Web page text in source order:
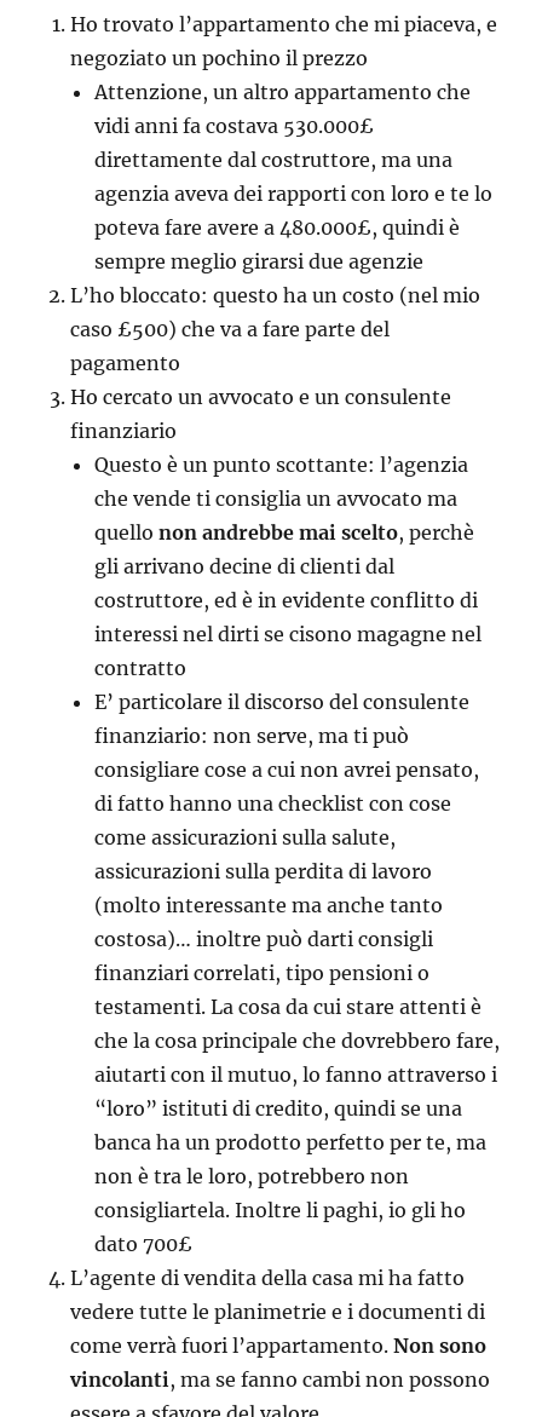
Ho trovato l’appartamento che mi piaceva, e
negoziato un pochino il prezzo
Attenzione, un altro appartamento che
vidi anni fa costava 530.000£
direttamente dal costruttore, ma una
agenzia aveva dei rapporti con loro e te lo
poteva fare avere a 480.000£, quindi è
sempre meglio girarsi due agenzie
L’ho bloccato: questo ha un costo (nel mio
caso £500) che va a fare parte del
pagamento
Ho cercato un avvocato e un consulente
finanziario
Questo è un punto scottante: l’agenzia
che vende ti consiglia un avvocato ma
quellonon andrebbe mai scelto, perchè
gli arrivano decine di clienti dal
costruttore, ed è in evidente conflitto di
interessi nel dirti se cisono magagne nel
contratto
E’ particolare il discorso del consulente
finanziario: non serve, ma ti può
consigliare cose a cui non avrei pensato,
di fatto hanno una checklist con cose
come assicurazioni sulla salute,
assicurazioni sulla perdita di lavoro
(molto interessante ma anche tanto
costosa)… inoltre può darti consigli
finanziari correlati, tipo pensioni o
testamenti. La cosa da cui stare attenti è
che la cosa principale che dovrebbero fare,
aiutarti con il mutuo, lo fanno attraverso i
“loro” istituti di credito, quindi se una
banca ha un prodotto perfetto per te, ma
non è tra le loro, potrebbero non
consigliartela. Inoltre li paghi, io gli ho
dato 700£
L’agente di vendita della casa mi ha fatto
vedere tutte le planimetrie e i documenti di
come verrà fuori l’appartamento.Non sono
vincolanti, ma se fanno cambi non possono